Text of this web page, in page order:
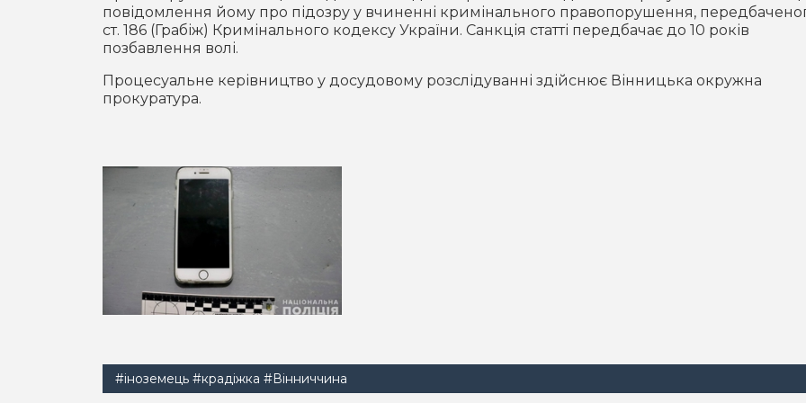
повідомлення йому про підозру у вчиненні кримінального правопорушення,
ст. 186 (Грабіж) Кримінального кодексу України. Санкція статті передбачає до 10 років
позбавлення волі.
Процесуальне керівництво у досудовому розслідуванні здійснює Вінницька окружна
прокуратура.
#іноземець #крадіжка #Вінниччина